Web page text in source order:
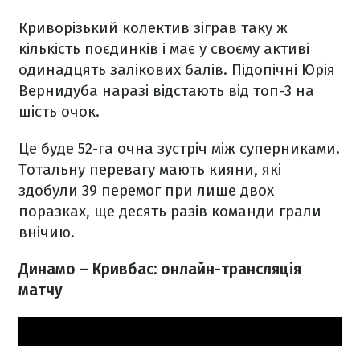
Криворізький колектив зіграв таку ж
кількість поєдинків і має у своєму активі
одинадцять залікових балів. Підопічні Юрія
Вернидуба наразі відстають від топ-3 на
шість очок.
Це буде 52-га очна зустріч між суперниками.
Тотальну перевагу мають кияни, які
здобули 39 перемог при лише двох
поразках, ще десять разів команди грали
внічию.
Динамо – Кривбас: онлайн-трансляція
матчу